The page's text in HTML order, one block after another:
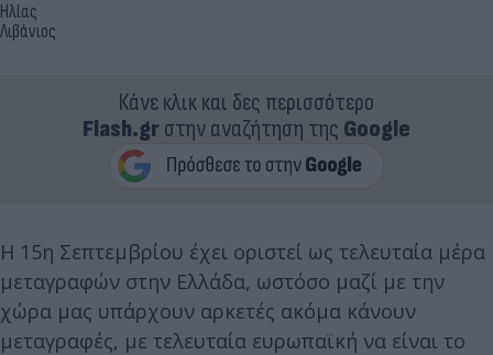
Ηλίας
Λιβάνιος
Κάνε κλικ και δες περισσότερο
Flash.grστην αναζήτηση της Google
Η 15η Σεπτεμβρίου έχει οριστεί ως τελευταία μέρα
μεταγραφών στην Ελλάδα, ωστόσο μαζί με την
χώρα μας υπάρχουν αρκετές ακόμα κάνουν
μεταγραφές, με τελευταία ευρωπαϊκή να είναι το